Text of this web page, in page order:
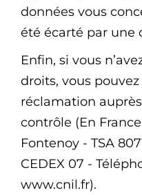
données vous
été écarté par une
Enfin, si vous
droits, vous
réclamation
contrôle (En
Fontenoy - TSA
CEDEX 07 -
www.cnil.fr).